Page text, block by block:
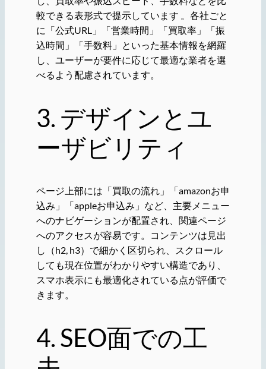
較できる表形式で提示しています 。各社ごと
に「公式URL」「営業時間」「買取率」「振
込時間」「手数料」といった基本情報を網羅
し、ユーザーが要件に応じて最適な業者を選
べるよう配慮されています。
3. デザインとユ
ーザビリティ
ページ上部には「買取の流れ」「amazonお申
込み」「appleお申込み」など、主要メニュー
へのナビゲーションが配置され、関連ページ
へのアクセスが容易です。コンテンツは見出
し（h2, h3）で細かく区切られ、スクロール
しても現在位置がわかりやすい構造であり、
スマホ表示にも最適化されている点が評価で
きます。
4. SEO面での工